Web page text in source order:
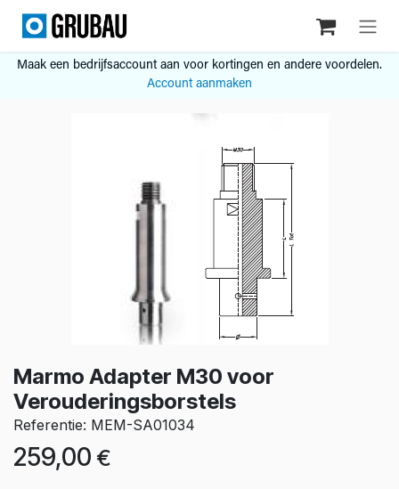
Overslaan naar inhoud
Maak een bedrijfsaccount aan voor kortingen en andere voordelen.
Account aanmaken
Marmo Adapter M30 voor
Verouderingsborstels
Referentie: MEM-SA01034
259,00 €